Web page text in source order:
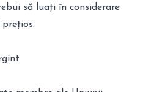
să luați în considerare